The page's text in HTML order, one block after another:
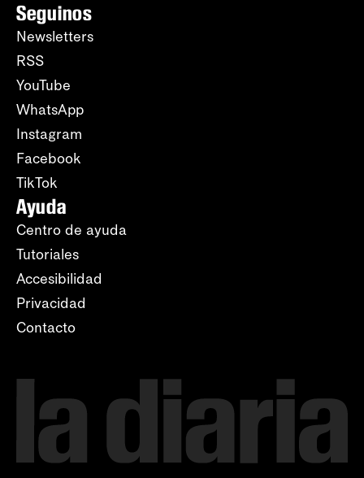
Seguinos
Newsletters
RSS
YouTube
WhatsApp
Instagram
Facebook
TikTok
Ayuda
Centro de ayuda
Tutoriales
Accesibilidad
Privacidad
Contacto